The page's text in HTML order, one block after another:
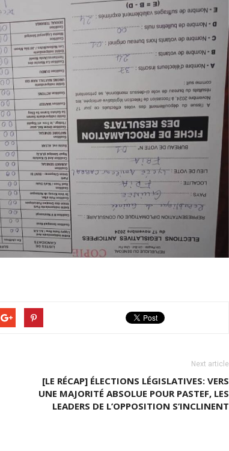
Next article
[LE RÉCAP] ÉLECTIONS LÉGISLATIVES: VERS
UNE MAJORITÉ ABSOLUE POUR PASTEF, LES
LEADERS DE L’OPPOSITION S’INCLINENT